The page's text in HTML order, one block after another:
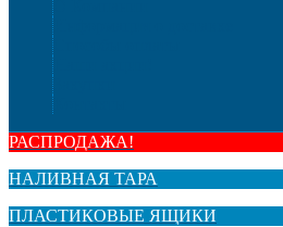
РАСПРОДАЖА!
НАЛИВНАЯ ТАРА
ПЛАСТИКОВЫЕ ЯЩИКИ